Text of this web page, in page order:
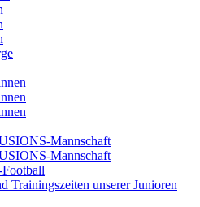
Mannschaft
Mannschaft
Trainingszeiten unserer Junioren